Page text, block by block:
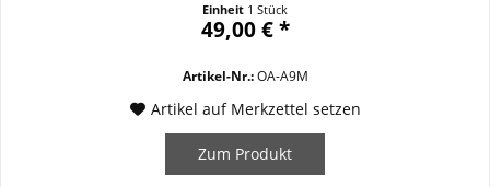
schwarz hart eloxiert. Mit BKA Freigabe für OA-15 PR M9 und
BL M9 Sport. Details / Ausstattung /...
Einheit 1 Stück
49,00 € *
Artikel-Nr.:OA-A9M
Artikel auf Merkzettel setzen
Zum Produkt